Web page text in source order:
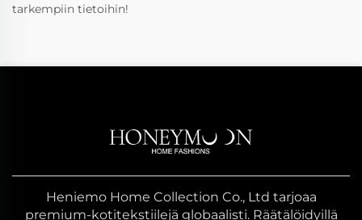
tarkempiin tietoihin!
Heniemo Home Collection Co., Ltd tarjoaa
premium-kotitekstiilejä globaalisti. Räätälöidyillä